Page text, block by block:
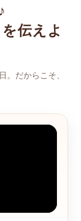
伝えよ
。だからこそ、